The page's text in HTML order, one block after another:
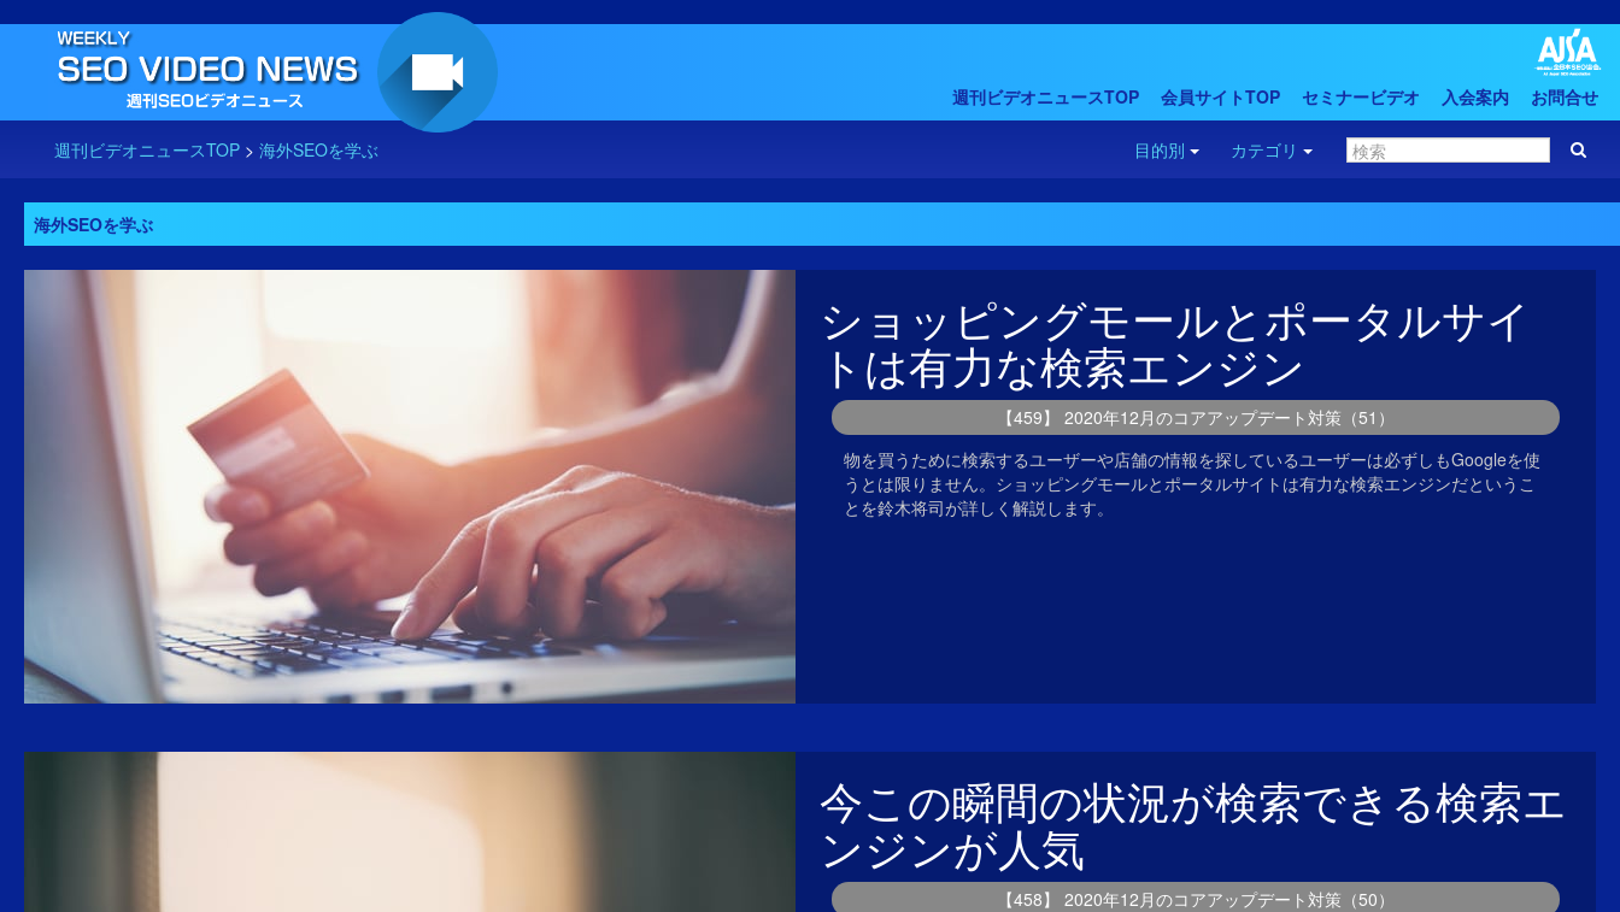
週刊ビデオニュースTOP 会員サイトTOP セミナービデオ 入会案内 お問合せ
週刊ビデオニュースTOP > 海外SEOを学ぶ 目的別 カテゴリ
海外SEOを学ぶ
ショッピングモールとポータルサイ
トは有力な検索エンジン
【459】 2020年12月のコアアップデート対策（51）
物を買うために検索するユーザーや店舗の情報を探しているユーザーは必ずしもGoogleを使
うとは限りません。ショッピングモールとポータルサイトは有力な検索エンジンだというこ
とを鈴木将司が詳しく解説します。
今この瞬間の状況が検索できる検索エ
ンジンが人気
【458】 2020年12月のコアアップデート対策（50）